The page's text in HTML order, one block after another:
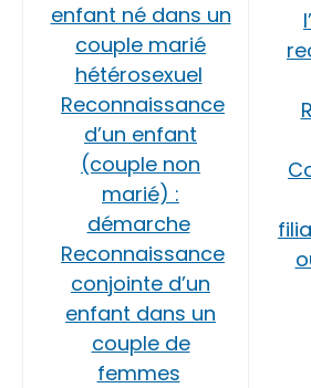
enfant né dans un
couple marié
hétérosexuel
Reconnaissance
d’un enfant
(couple non
marié) :
démarche
Reconnaissance
conjointe d’un
enfant dans un
couple de
femmes